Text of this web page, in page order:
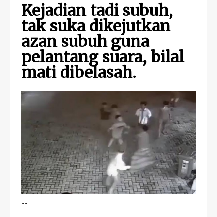
Kejadian tadi subuh,
tak suka dikejutkan
azan subuh guna
pelantang suara, bilal
mati dibelasah.
....